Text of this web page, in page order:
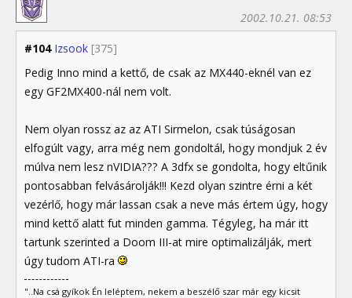
#104 Izsook [375]
2002.10.21. 08:53
Pedig Inno mind a kettő, de csak az MX440-eknél van ez
egy GF2MX400-nál nem volt.
Nem olyan rossz az az ATI Sirmelon, csak túságosan
elfogúlt vagy, arra még nem gondoltál, hogy mondjuk 2 év
múlva nem lesz nVIDIA??? A 3dfx se gondolta, hogy eltűnik
pontosabban felvásárolják!!! Kezd olyan szintre érni a két
vezérlő, hogy már lassan csak a neve más értem úgy, hogy
mind kettő alatt fut minden gamma. Tégyleg, ha már itt
tartunk szerinted a Doom III-at mire optimalizálják, mert
úgy tudom ATI-ra
"..Na csá gyíkok Én leléptem, nekem a beszélő szar már egy kicsit